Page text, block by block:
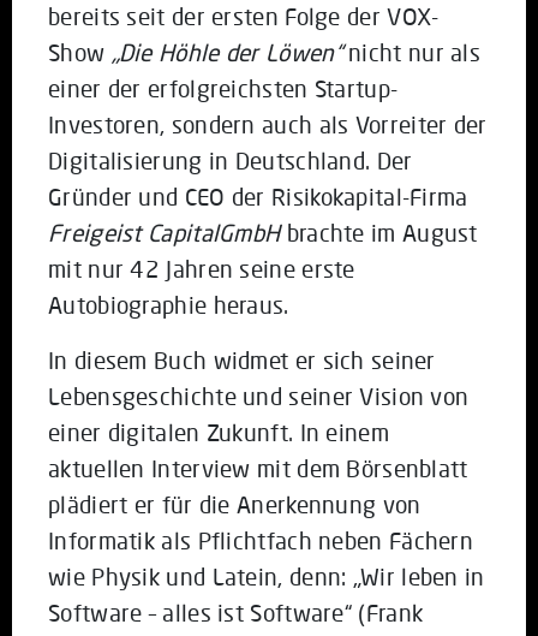
bereits seit der ersten Folge der VOX-
Show „Die Höhle der Löwen“nicht nur als
einer der erfolgreichsten Startup-
Investoren, sondern auch als Vorreiter der
Digitalisierung in Deutschland. Der
Gründer und CEO der Risikokapital-Firma
Freigeist CapitalGmbHbrachte im August
mit nur 42 Jahren seine erste
Autobiographie heraus.
In diesem Buch widmet er sich seiner
Lebensgeschichte und seiner Vision von
einer digitalen Zukunft. In einem
aktuellen Interview mit dem Börsenblatt
plädiert er für die Anerkennung von
Informatik als Pflichtfach neben Fächern
wie Physik und Latein, denn: „Wir leben in
Software – alles ist Software“ (Frank